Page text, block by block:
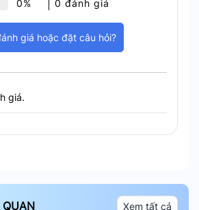
thiểu sai sót.
0% 0 đánh giá
giá hoặc đặt câu hỏi?
giá.
QUAN Xem tất cả